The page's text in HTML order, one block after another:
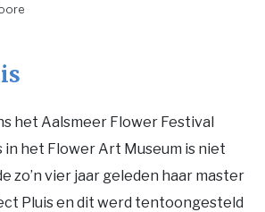
het Aalsmeer Flower Festival
het Flower Art Museum is niet
zo’n vier jaar geleden haar master
Pluis en dit werd tentoongesteld